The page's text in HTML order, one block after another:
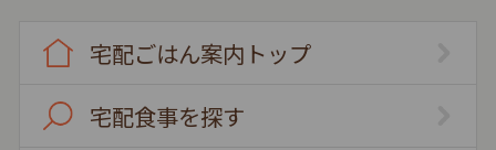
宅配ごはん案内トップ
宅配食事を探す